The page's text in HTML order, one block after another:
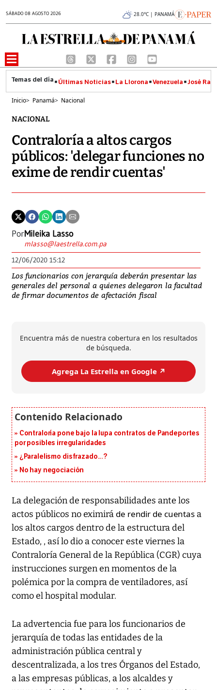
SÁBADO 08 AGOSTO 2026 28.0°C | PANAMÁ
Últimas Noticias La Llorona Venezuela José
Inicio> Panamá> Nacional
NACIONAL
Contraloría a altos cargos
públicos: 'delegar funciones no
exime de rendir cuentas'
PorMileika Lasso
mlasso@laestrella.com.pa
12/06/2020 15:12
Los funcionarios con jerarquía deberán presentar las
generales del personal a quienes delegaron la facultad
de firmar documentos de afectación fiscal
Encuentra más de nuestra cobertura en los resultados
de búsqueda.
Agrega La Estrella en Google ↗️
Contraloría pone bajo la lupa contratos de Pandeportes
por posibles irregularidades
¿Paralelismo disfrazado...?
No hay negociación
La delegación de responsabilidades ante los
actos públicos no eximirá de rendir de cuentas a
los altos cargos dentro de la estructura del
Estado, , así lo dio a conocer este viernes la
Contraloría General de la República (CGR) cuya
instrucciones surgen en momentos de la
polémica por la compra de ventiladores, así
como el hospital modular.
La advertencia fue para los funcionarios de
jerarquía de todas las entidades de la
administración pública central y
descentralizada, a los tres Órganos del Estado,
a las empresas públicas, a los alcaldes y